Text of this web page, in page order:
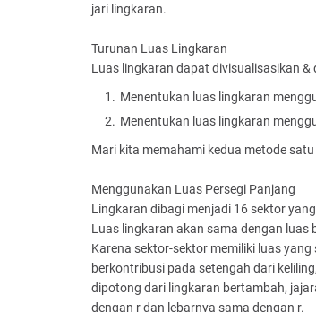
jari lingkaran.
Turunan Luas Lingkaran
Luas lingkaran dapat divisualisasikan
Menentukan luas lingkaran
Menentukan luas lingkaran
Mari kita memahami kedua metode
Menggunakan Luas Persegi Panjang
Lingkaran dibagi menjadi 16 sektor
Luas lingkaran akan sama dengan
Karena sektor-sektor memiliki luas
berkontribusi pada setengah dari
dipotong dari lingkaran bertambah,
dengan r dan lebarnya sama dengan r.